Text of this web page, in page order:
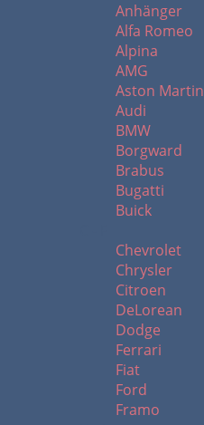
Anhänger
Alfa Romeo
Alpina
AMG
Aston Martin
Audi
BMW
Borgward
Brabus
Bugatti
Buick
Chevrolet
Chrysler
Citroen
DeLorean
Dodge
Ferrari
Fiat
Ford
Framo